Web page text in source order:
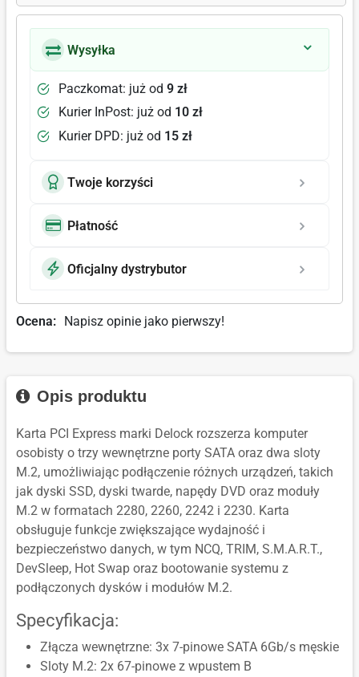
Wysyłka
Paczkomat: już od 9 zł
Kurier InPost: już od 10 zł
Kurier DPD: już od 15 zł
Twoje korzyści
Płatność
Oficjalny dystrybutor
Ocena: Napisz opinie jako pierwszy!
Opis produktu
Karta PCI Express marki Delock rozszerza komputer
osobisty o trzy wewnętrzne porty SATA oraz dwa sloty
M.2, umożliwiając podłączenie różnych urządzeń, takich
jak dyski SSD, dyski twarde, napędy DVD oraz moduły
M.2 w formatach 2280, 2260, 2242 i 2230. Karta
obsługuje funkcje zwiększające wydajność i
bezpieczeństwo danych, w tym NCQ, TRIM, S.M.A.R.T.,
DevSleep, Hot Swap oraz bootowanie systemu z
podłączonych dysków i modułów M.2.
Specyfikacja:
Złącza wewnętrzne: 3x 7-pinowe SATA 6Gb/s męskie
Sloty M.2: 2x 67-pinowe z wpustem B